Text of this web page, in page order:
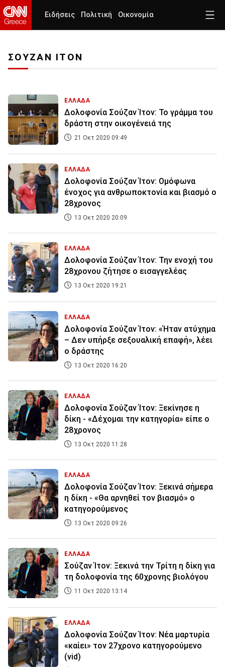
Ειδήσεις Πολιτική Οικονομία
ΣΟΥΖΑΝ ΙΤΟΝ
ΕΛΛΑΔΑ
Δολοφονία Σούζαν Ίτον: Το γράμμα του
δράστη στην οικογένειά της
21 Οκτ 2020 09:49
ΕΛΛΑΔΑ
Δολοφονία Σούζαν Ίτον: Ομόφωνα
ένοχος για ανθρωποκτονία και βιασμό ο
28χρονος
13 Οκτ 2020 20:09
ΕΛΛΑΔΑ
Δολοφονία Σούζαν Ίτον: Την ενοχή του
28χρονου ζήτησε ο εισαγγελέας
13 Οκτ 2020 19:21
ΕΛΛΑΔΑ
Δολοφονία Σούζαν Ίτον: «Ήταν ατύχημα
– Δεν υπήρξε σεξουαλική επαφή», λέει
ο δράστης
13 Οκτ 2020 16:20
ΕΛΛΑΔΑ
Δολοφονία Σούζαν Ίτον: Ξεκίνησε η
δίκη - «Δέχομαι την κατηγορία» είπε ο
28χρονος
13 Οκτ 2020 11:28
ΕΛΛΑΔΑ
Δολοφονία Σούζαν Ίτον: Ξεκινά σήμερα
η δίκη - «Θα αρνηθεί τον βιασμό» ο
κατηγορούμενος
13 Οκτ 2020 09:26
ΕΛΛΑΔΑ
Σούζαν Ίτον: Ξεκινά την Τρίτη η δίκη για
τη δολοφονία της 60χρονης βιολόγου
11 Οκτ 2020 13:14
ΕΛΛΑΔΑ
Δολοφονία Σούζαν Ίτον: Νέα μαρτυρία
«καίει» τον 27χρονο κατηγορούμενο
(vid)